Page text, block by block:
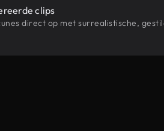
clips
direct op met surrealistische,